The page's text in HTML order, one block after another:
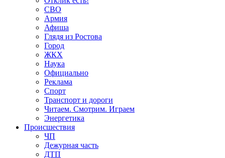
СВО
Армия
Афиша
Глядя из Ростова
Город
ЖКХ
Наука
Официально
Реклама
Спорт
Транспорт и дороги
Читаем. Смотрим. Играем
Энергетика
Происшествия
ЧП
Дежурная часть
ДТП